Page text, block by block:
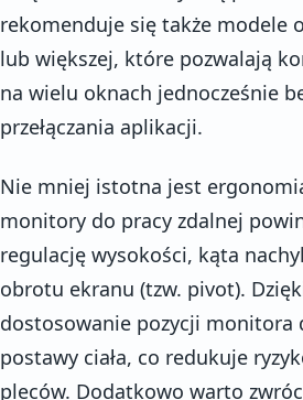
rekomenduje się także modele
lub większej, które pozwalają
na wielu oknach jednocześnie
przełączania aplikacji.
Nie mniej istotna jest
monitory do pracy zdalnej
regulację wysokości, kąta
obrotu ekranu (tzw. pivot).
dostosowanie pozycji monitora
postawy ciała, co redukuje
pleców. Dodatkowo warto